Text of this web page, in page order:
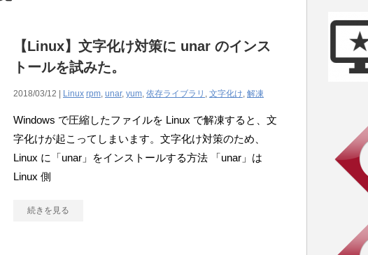
【Linux】文字化け対策に unar のインス
トールを試みた。
2018/03/12 | Linux rpm, unar, yum, 依存ライブラリ , 文字化け, 解凍
Windows で圧縮したファイルを Linux で解凍すると、文
字化けが起こってしまいます。文字化け対策のため、
Linux に「unar」をインストールする方法 「unar」は
Linux 側
続きを見る